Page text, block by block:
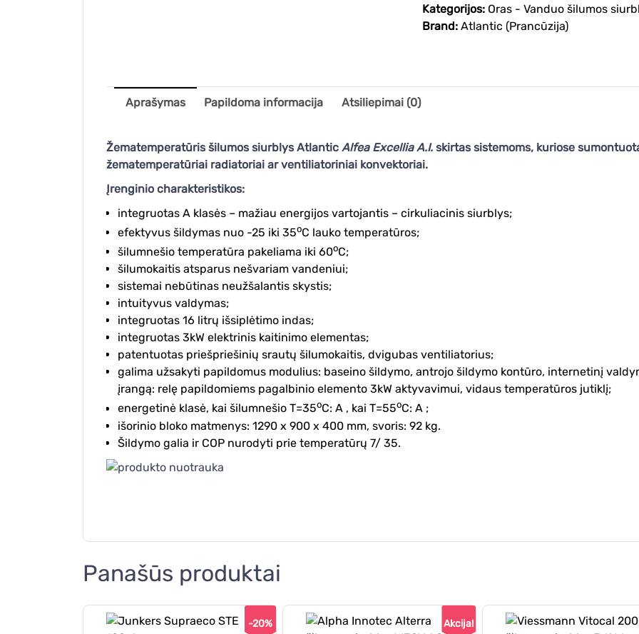
Kategorijos: Oras - Vanduo šilumos
Brand: Atlantic (Prancūzija)
Aprašymas Papildoma informacija Atsiliepimai (0)
Žematemperatūris šilumos siurblys Atlantic Alfea Excellia A.I. skirtas sistemoms, kuriose
žematemperatūriai radiatoriai ar ventiliatoriniai konvektoriai.
Įrenginio charakteristikos:
integruotas A klasės – mažiau energijos vartojantis – cirkuliacinis siurblys;
efektyvus šildymas nuo -25 iki 35oC lauko temperatūros;
šilumnešio temperatūra pakeliama iki 60oC;
šilumokaitis atsparus nešvariam vandeniui;
sistemai nebūtinas neužšalantis skystis;
intuityvus valdymas;
integruotas 16 litrų išsiplėtimo indas;
integruotas 3kW elektrinis kaitinimo elementas;
patentuotas priešpriešinių srautų šilumokaitis, dvigubas ventiliatorius;
galima užsakyti papildomus modulius: baseino šildymo, antrojo šildymo kontūro, internetinį
įrangą: relę papildomiems pagalbinio elemento 3kW aktyvavimui, vidaus temperatūros jutiklį;
energetinė klasė, kai šilumnešio T=35oC: A , kai T=55oC: A ;
išorinio bloko matmenys: 1290 x 900 x 400 mm, svoris: 92 kg.
Šildymo galia ir COP nurodyti prie temperatūrų 7/ 35.
Panašūs produktai
-20% Akcija!